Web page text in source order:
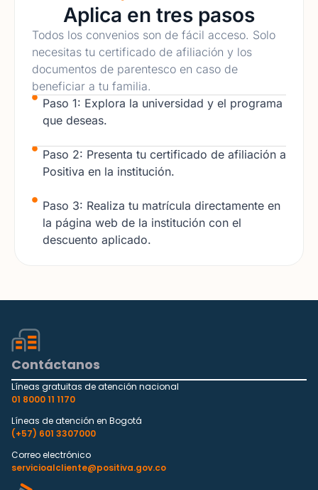
Aplica en tres pasos
Todos los convenios son de fácil acceso. Solo
necesitas tu certificado de afiliación y los
documentos de parentesco en caso de
beneficiar a tu familia.
Paso 1: Explora la universidad y el programa
que deseas.
Paso 2: Presenta tu certificado de afiliación a
Positiva en la institución.
Paso 3: Realiza tu matrícula directamente en
la página web de la institución con el
descuento aplicado.
Contáctanos
Líneas gratuitas de atención nacional
01 8000 11 1170
Líneas de atención en Bogotá
(+57) 601 3307000
Correo electrónico
servicioalcliente@positiva.gov.co